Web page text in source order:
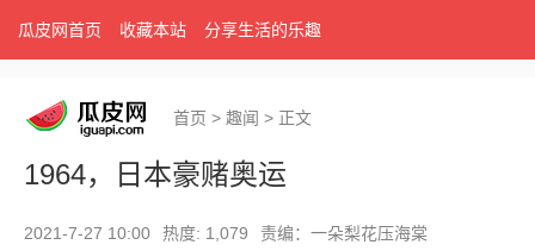
瓜皮网首页 收藏本站 分享生活的乐趣
首页 > 趣闻 > 正文
1964，日本豪赌奥运
2021-7-27 10:00 热度: 1,079 责编：一朵梨花压海棠